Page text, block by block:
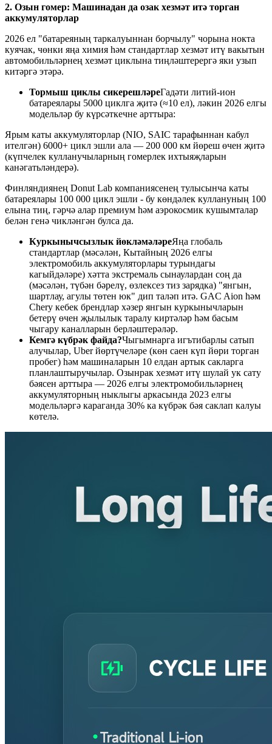
2. Озын гомер: Машинадан да озак хезмәт итә торган
аккумуляторлар
2026 ел "батареяның таркалуыннан борчылу" чорына нокта
куячак, чөнки яңа химия һәм стандартлар хезмәт итү вакытын
автомобильләрнең хезмәт циклына тиңләштерергә яки узып
китәргә этәрә.
Тормыш циклы сикерешләреГадәти литий-ион
батареялары 5000 циклга җитә (≈10 ел), ләкин 2026 елгы
модельләр бу күрсәткечне арттыра:
Ярым каты аккумуляторлар (NIO, SAIC тарафыннан кабул
ителгән) 6000+ цикл эшли ала — 200 000 км йөреш өчен җитә
(күпчелек кулланучыларның гомерлек ихтыяҗларын
канәгатьләндерә).
Финляндиянең Donut Lab компаниясенең тулысынча каты
батареялары 100 000 цикл эшли - бу көндәлек куллануның 100
елына тиң, гәрчә алар премиум һәм аэрокосмик кушымталар
белән генә чикләнгән булса да.
Куркынычсызлык йөкләмәләреЯңа глобаль
стандартлар (мәсәлән, Кытайның 2026 елгы
электромобиль аккумуляторлары турындагы
кагыйдәләре) хәтта экстремаль сынаулардан соң да
(мәсәлән, түбән бәрелү, өзлексез тиз зарядка) "янгын,
шартлау, агулы төтен юк" дип таләп итә. GAC Aion һәм
Chery кебек брендлар хәзер янгын куркынычларын
бетерү өчен җылылык таралу киртәләр һәм басым
чыгару каналларын берләштерәләр.
Кемгә күбрәк файда?Чыгымнарга игътибарлы сатып
алучылар, Uber йөртүчеләре (көн саен күп йөри торган
пробег) һәм машиналарын 10 елдан артык сакларга
планлаштыручылар. Озынрак хезмәт итү шулай ук ​​сату
бәясен арттыра — 2026 елгы электромобильләрнең
аккумуляторның ныклыгы аркасында 2023 елгы
модельләргә караганда 30% ка күбрәк бәя саклап калуы
көтелә.